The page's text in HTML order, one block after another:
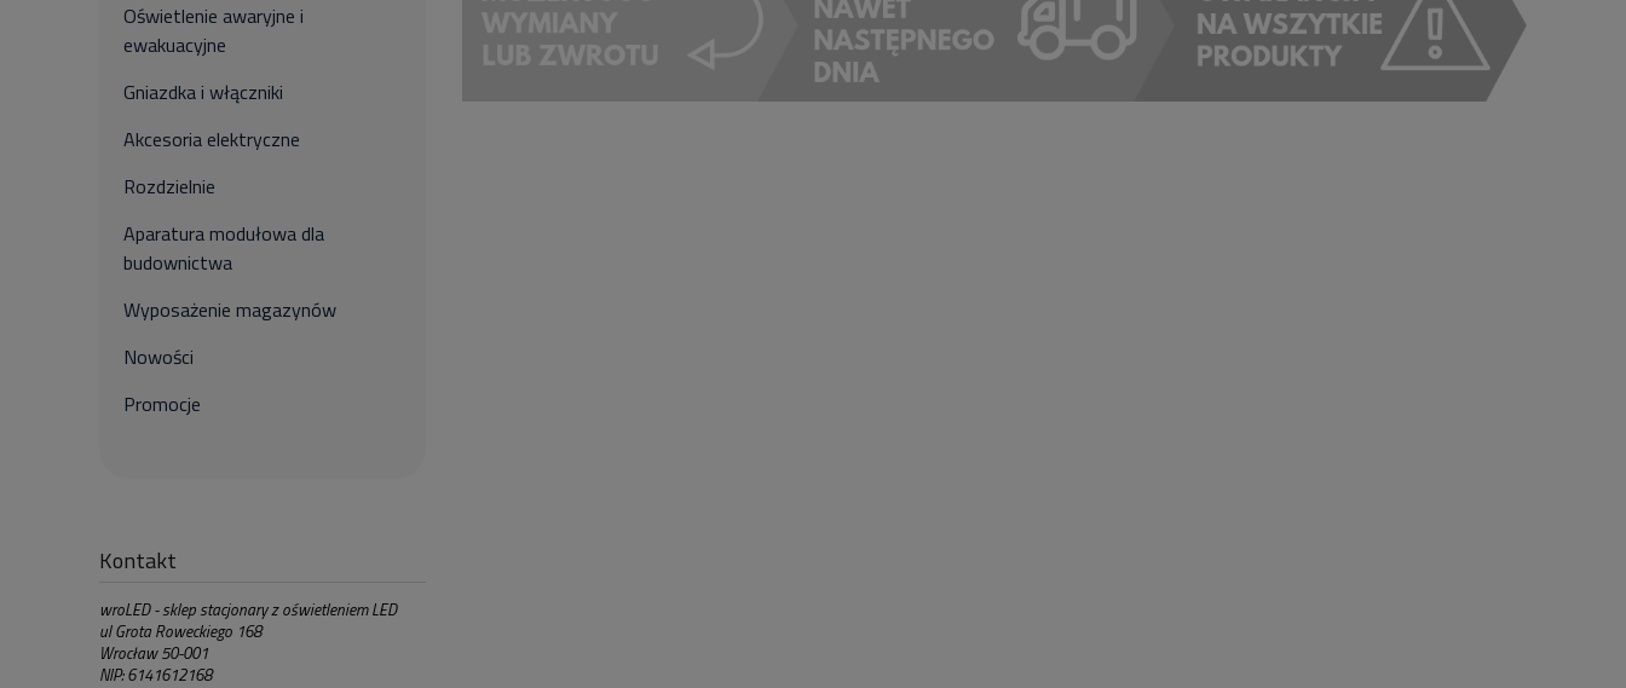
Oświetlenie awaryjne i
ewakuacyjne
Gniazdka i włączniki
Akcesoria elektryczne
Rozdzielnie
Aparatura modułowa dla
budownictwa
Wyposażenie magazynów
Nowości
Promocje
Kontakt
wroLED - sklep stacjonary z oświetleniem LED
ul Grota Roweckiego 168
Wrocław 50-001
NIP: 6141612168